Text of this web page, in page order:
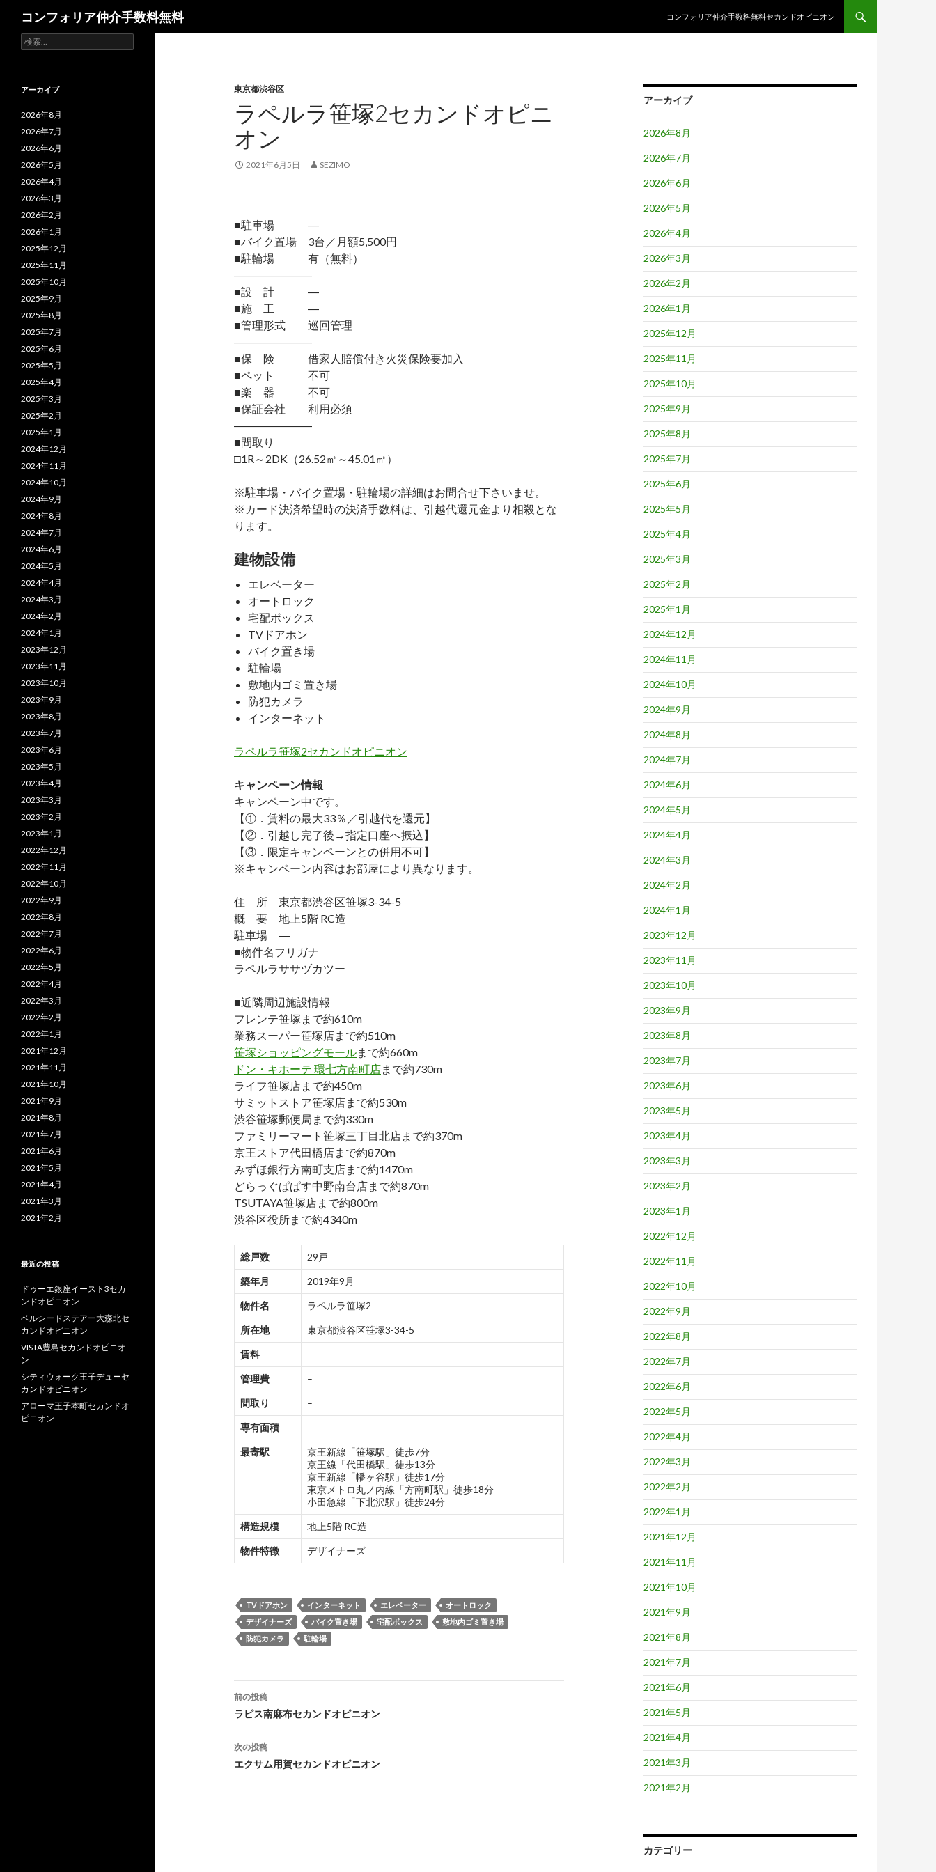
コンフォリア仲介手数料無料
コンフォリア仲介手数料無料セカンドオピニオン
東京都渋谷区
ラペルラ笹塚2セカンドオピニ
オン
2021年6月5日 SEZIMO
■駐車場 ―
■バイク置場 3台／月額5,500円
■駐輪場 有（無料）
―――――――
■設 計 ―
■施 工 ―
■管理形式 巡回管理
―――――――
■保 険 借家人賠償付き火災保険要加入
■ペット 不可
■楽 器 不可
■保証会社 利用必須
―――――――
■間取り
□1R～2DK（26.52㎡～45.01㎡）
※駐車場・バイク置場・駐輪場の詳細はお問合せ下さいませ。
※カード決済希望時の決済手数料は、引越代還元金より相殺とな
ります。
建物設備
エレベーター
オートロック
宅配ボックス
TVドアホン
バイク置き場
駐輪場
敷地内ゴミ置き場
防犯カメラ
インターネット
ラペルラ笹塚2セカンドオピニオン
キャンペーン情報
キャンペーン中です。
【①．賃料の最大33％／引越代を還元】
【②．引越し完了後→指定口座へ振込】
【③．限定キャンペーンとの併用不可】
※キャンペーン内容はお部屋により異なります。
住 所 東京都渋谷区笹塚3-34-5
概 要 地上5階 RC造
駐車場 ―
■物件名フリガナ
ラペルラササヅカツー
■近隣周辺施設情報
フレンテ笹塚まで約610m
業務スーパー笹塚店まで約510m
笹塚ショッピングモールまで約660m
ドン・キホーテ 環七方南町店まで約730m
ライフ笹塚店まで約450m
サミットストア笹塚店まで約530m
渋谷笹塚郵便局まで約330m
ファミリーマート笹塚三丁目北店まで約370m
京王ストア代田橋店まで約870m
みずほ銀行方南町支店まで約1470m
どらっぐぱぱす中野南台店まで約870m
TSUTAYA笹塚店まで約800m
渋谷区役所まで約4340m
総戸数 29戸
築年月 2019年9月
物件名 ラペルラ笹塚2
所在地 東京都渋谷区笹塚3-34-5
賃料 –
管理費 –
間取り –
専有面積 –
最寄駅
京王新線「笹塚駅」徒歩7分
京王線「代田橋駅」徒歩13分
京王新線「幡ヶ谷駅」徒歩17分
東京メトロ丸ノ内線「方南町駅」徒歩18分
小田急線「下北沢駅」徒歩24分
構造規模 地上5階 RC造
物件特徴 デザイナーズ
TVドアホン インターネット エレベーター
オートロック
デザイナーズ
バイク置き場 宅配ボックス
敷地内ゴミ置き場
防犯カメラ
駐輪場
投
稿
ナ
ビ
ゲ
前の投稿
ラピス南麻布セカンドオピニオン
次の投稿
エクサム用賀セカンドオピニオン
アーカイブ
2026年8月
2026年7月
2026年6月
2026年5月
2026年4月
2026年3月
2026年2月
2026年1月
2025年12月
2025年11月
2025年10月
2025年9月
2025年8月
2025年7月
2025年6月
2025年5月
2025年4月
2025年3月
2025年2月
2025年1月
2024年12月
2024年11月
2024年10月
2024年9月
2024年8月
2024年7月
2024年6月
2024年5月
2024年4月
2024年3月
2024年2月
2024年1月
2023年12月
2023年11月
2023年10月
2023年9月
2023年8月
2023年7月
2023年6月
2023年5月
2023年4月
2023年3月
2023年2月
2023年1月
2022年12月
2022年11月
2022年10月
2022年9月
2022年8月
2022年7月
2022年6月
2022年5月
2022年4月
2022年3月
2022年2月
2022年1月
2021年12月
2021年11月
2021年10月
2021年9月
2021年8月
2021年7月
2021年6月
2021年5月
2021年4月
2021年3月
2021年2月
カテゴリー
検
索:
アーカイブ
2026年8月
2026年7月
2026年6月
2026年5月
2026年4月
2026年3月
2026年2月
2026年1月
2025年12月
2025年11月
2025年10月
2025年9月
2025年8月
2025年7月
2025年6月
2025年5月
2025年4月
2025年3月
2025年2月
2025年1月
2024年12月
2024年11月
2024年10月
2024年9月
2024年8月
2024年7月
2024年6月
2024年5月
2024年4月
2024年3月
2024年2月
2024年1月
2023年12月
2023年11月
2023年10月
2023年9月
2023年8月
2023年7月
2023年6月
2023年5月
2023年4月
2023年3月
2023年2月
2023年1月
2022年12月
2022年11月
2022年10月
2022年9月
2022年8月
2022年7月
2022年6月
2022年5月
2022年4月
2022年3月
2022年2月
2022年1月
2021年12月
2021年11月
2021年10月
2021年9月
2021年8月
2021年7月
2021年6月
2021年5月
2021年4月
2021年3月
2021年2月
最近の投稿
ドゥーエ銀座イースト3セカ
ンドオピニオン
ベルシードステアー大森北セ
カンドオピニオン
VISTA豊島セカンドオピニオ
ン
シティウォーク王子デューセ
カンドオピニオン
アローマ王子本町セカンドオ
ピニオン